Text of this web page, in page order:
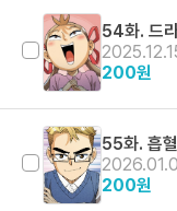
54화. 드
200원
55화. 흡
200원